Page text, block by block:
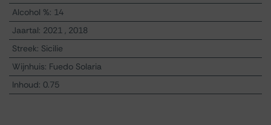
Alcohol %: 14
Jaartal: 2021
2018
Streek: Sicilie
Wijnhuis: Fuedo Solaria
Inhoud: 0.75